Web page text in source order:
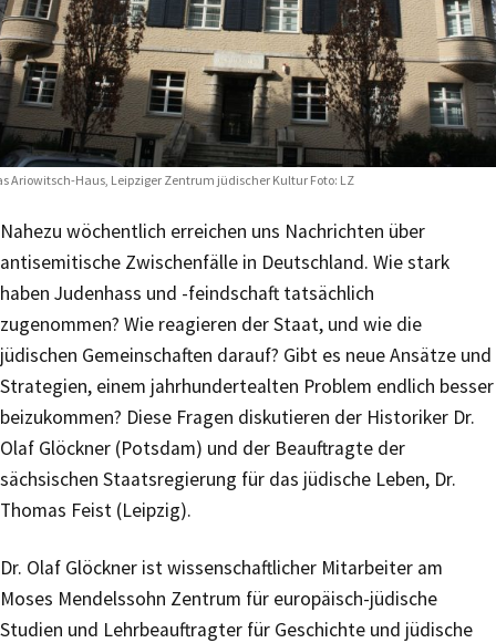
Ariowitsch-Haus, Leipziger Zentrum jüdischer Kultur Foto: LZ
Nahezu wöchentlich erreichen uns Nachrichten über
antisemitische Zwischenfälle in Deutschland. Wie stark
haben Judenhass und -feindschaft tatsächlich
zugenommen? Wie reagieren der Staat, und wie die
jüdischen Gemeinschaften darauf? Gibt es neue Ansätze und
Strategien, einem jahrhundertealten Problem endlich besser
beizukommen? Diese Fragen diskutieren der Historiker Dr.
Olaf Glöckner (Potsdam) und der Beauftragte der
sächsischen Staatsregierung für das jüdische Leben, Dr.
Thomas Feist (Leipzig).
Dr. Olaf Glöckner ist wissenschaftlicher Mitarbeiter am
Moses Mendelssohn Zentrum für europäisch-jüdische
Studien und Lehrbeauftragter für Geschichte und jüdische